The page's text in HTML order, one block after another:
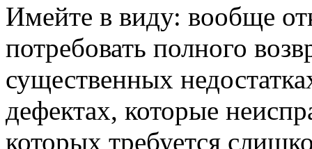
Имейте в виду: вообще
потребовать полного
существенных
дефектах, которые
которых требуется